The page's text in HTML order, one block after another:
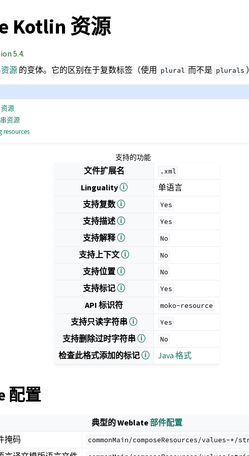
Kotlin 资源
5.4.
源的变体。它的区别在于复数标签（使用 plural 而不是 plurals
资源
资源
resources
支持的功能
文件扩展名 .xml
Lingualityⓘ
单语言
支持复数ⓘ Yes
支持描述ⓘ Yes
支持解释ⓘ No
支持上下文ⓘ No
支持位置ⓘ No
支持标记ⓘ Yes
API 标识符 moko-resource
支持只读字符串ⓘ Yes
支持删除过时字符串ⓘ No
检查此格式添加的标记ⓘ Java 格式
配置
典型的 Weblate部件配置
掩码
commonMain/composeResources/values-*/